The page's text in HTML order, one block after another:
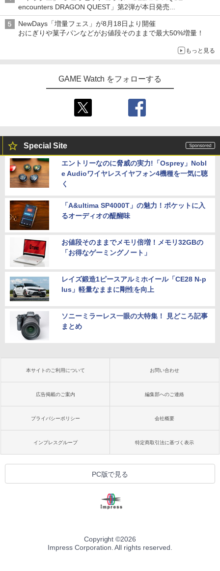
encounters DRAGON QUEST」第2弾が本日発売
アイスカップに入ったスライムやわたぼう、ベビーサタンなどが
オリジナルアートで登場
NewDays「増量フェス」が8月18日より開催
おにぎりや菓子パンなどがお値段そのままで最大50%増量！
もっと見る
GAME Watch をフォローする
Special Site
エントリーなのに脅威の実力!「Osprey」Nobl
e Audioワイヤレスイヤフォン4機種を一気に聴
く
「A&ultima SP4000T」の魅力！ポケットに入
るオーディオの醍醐味
お値段そのままでメモリ倍増！メモリ32GBの
「お得なゲーミングノート」
レイズ鍛造1ピースアルミホイール「CE28 N-p
lus」軽量なままに剛性を向上
ソニーミラーレス一眼の大特集！ 見どころ記事
まとめ
本サイトのご利用について お問い合わせ
広告掲載のご案内 編集部へのご連絡
プライバシーポリシー 会社概要
インプレスグループ 特定商取引法に基づく表示
PC版で見る
Copyright ©2026
Impress Corporation. All rights reserved.